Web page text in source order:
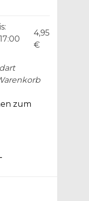
4,95
€
zum